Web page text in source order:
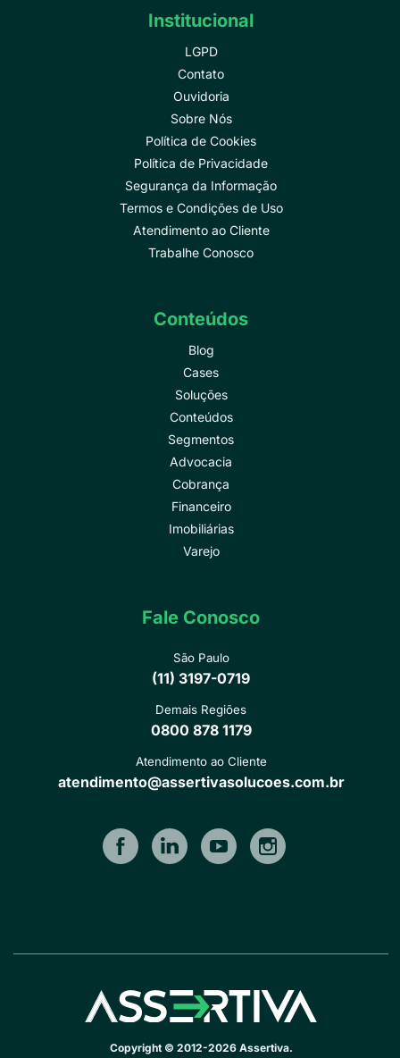
Institucional
LGPD
Contato
Ouvidoria
Sobre Nós
Política de Cookies
Política de Privacidade
Segurança da Informação
Termos e Condições de Uso
Atendimento ao Cliente
Trabalhe Conosco
Conteúdos
Blog
Cases
Soluções
Conteúdos
Segmentos
Advocacia
Cobrança
Financeiro
Imobiliárias
Varejo
Fale Conosco
São Paulo
(11) 3197-0719
Demais Regiões
0800 878 1179
Atendimento ao Cliente
atendimento@assertivasolucoes.com.br
Copyright © 2012-2026 Assertiva.